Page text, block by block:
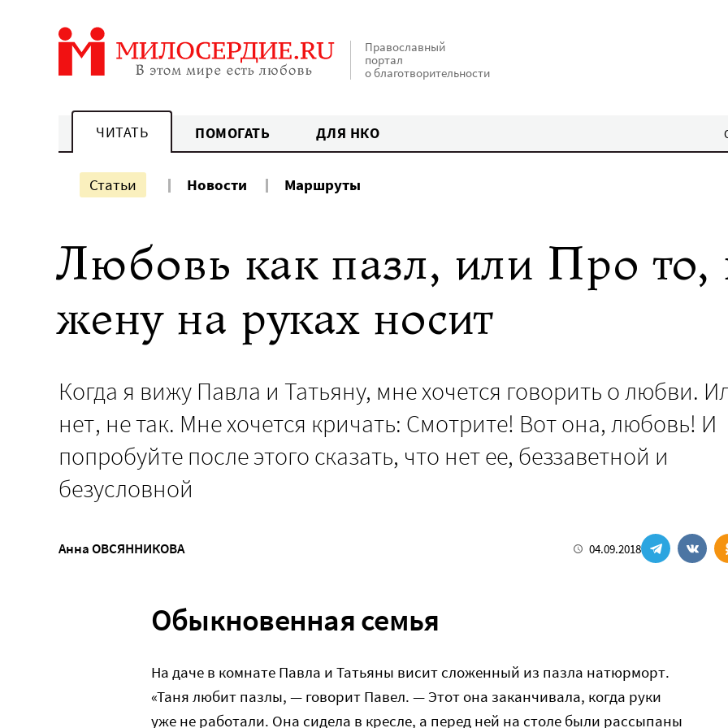
Православный
портал
о благотворительности
ЧИТАТЬ ПОМОГАТЬ ДЛЯ НКО
Статьи Новости Маршруты
Любовь как пазл, или Про то,
жену на руках носит
Когда я вижу Павла и Татьяну, мне хочется говорить о любви.
нет, не так. Мне хочется кричать: Смотрите! Вот она, любовь! И
попробуйте после этого сказать, что нет ее, беззаветной и
безусловной
Анна ОВСЯННИКОВА 04.09.2018
Обыкновенная семья
На даче в комнате Павла и Татьяны висит сложенный из пазла натюрморт.
«Таня любит пазлы, — говорит Павел. — Этот она заканчивала, когда руки
уже не работали. Она сидела в кресле, а перед ней на столе были рассыпаны